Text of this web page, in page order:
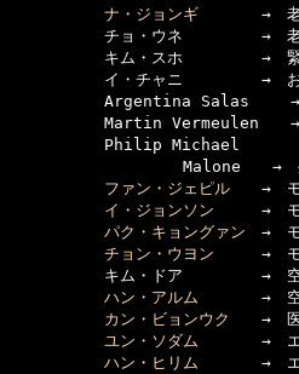
ナ・ジョンギ →　老
チョ・ウネ　　　　　→　老
キム・スホ　　　　　→　緊
イ・チャニ　　　　　→　お
Argentina Salas 　　→　外
Martin Vermeulen　　→　外
Philip Michael
Malone　　→　外国人
ファン・ジェピル →　モ
イ・ジョンソン →　モン
パク・キョングァン →　
チョン・ウヨン →　モン
キム・ドア　　　　　→　空
ハン・アルム →　空港
カン・ビョンウク
→　
ユン・ソダム →　エア
ハン・ヒリム →　エア